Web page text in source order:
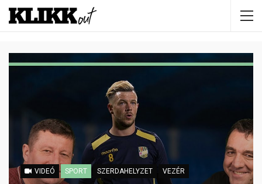
VIDEÓ SPORT SZERDAHELYZET VEZÉR